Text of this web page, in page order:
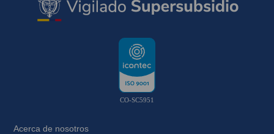
CO-SC5951
Acerca de nosotros